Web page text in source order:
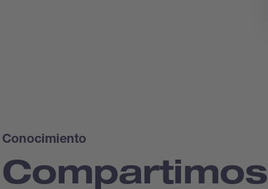
Conocimiento
Compartimos